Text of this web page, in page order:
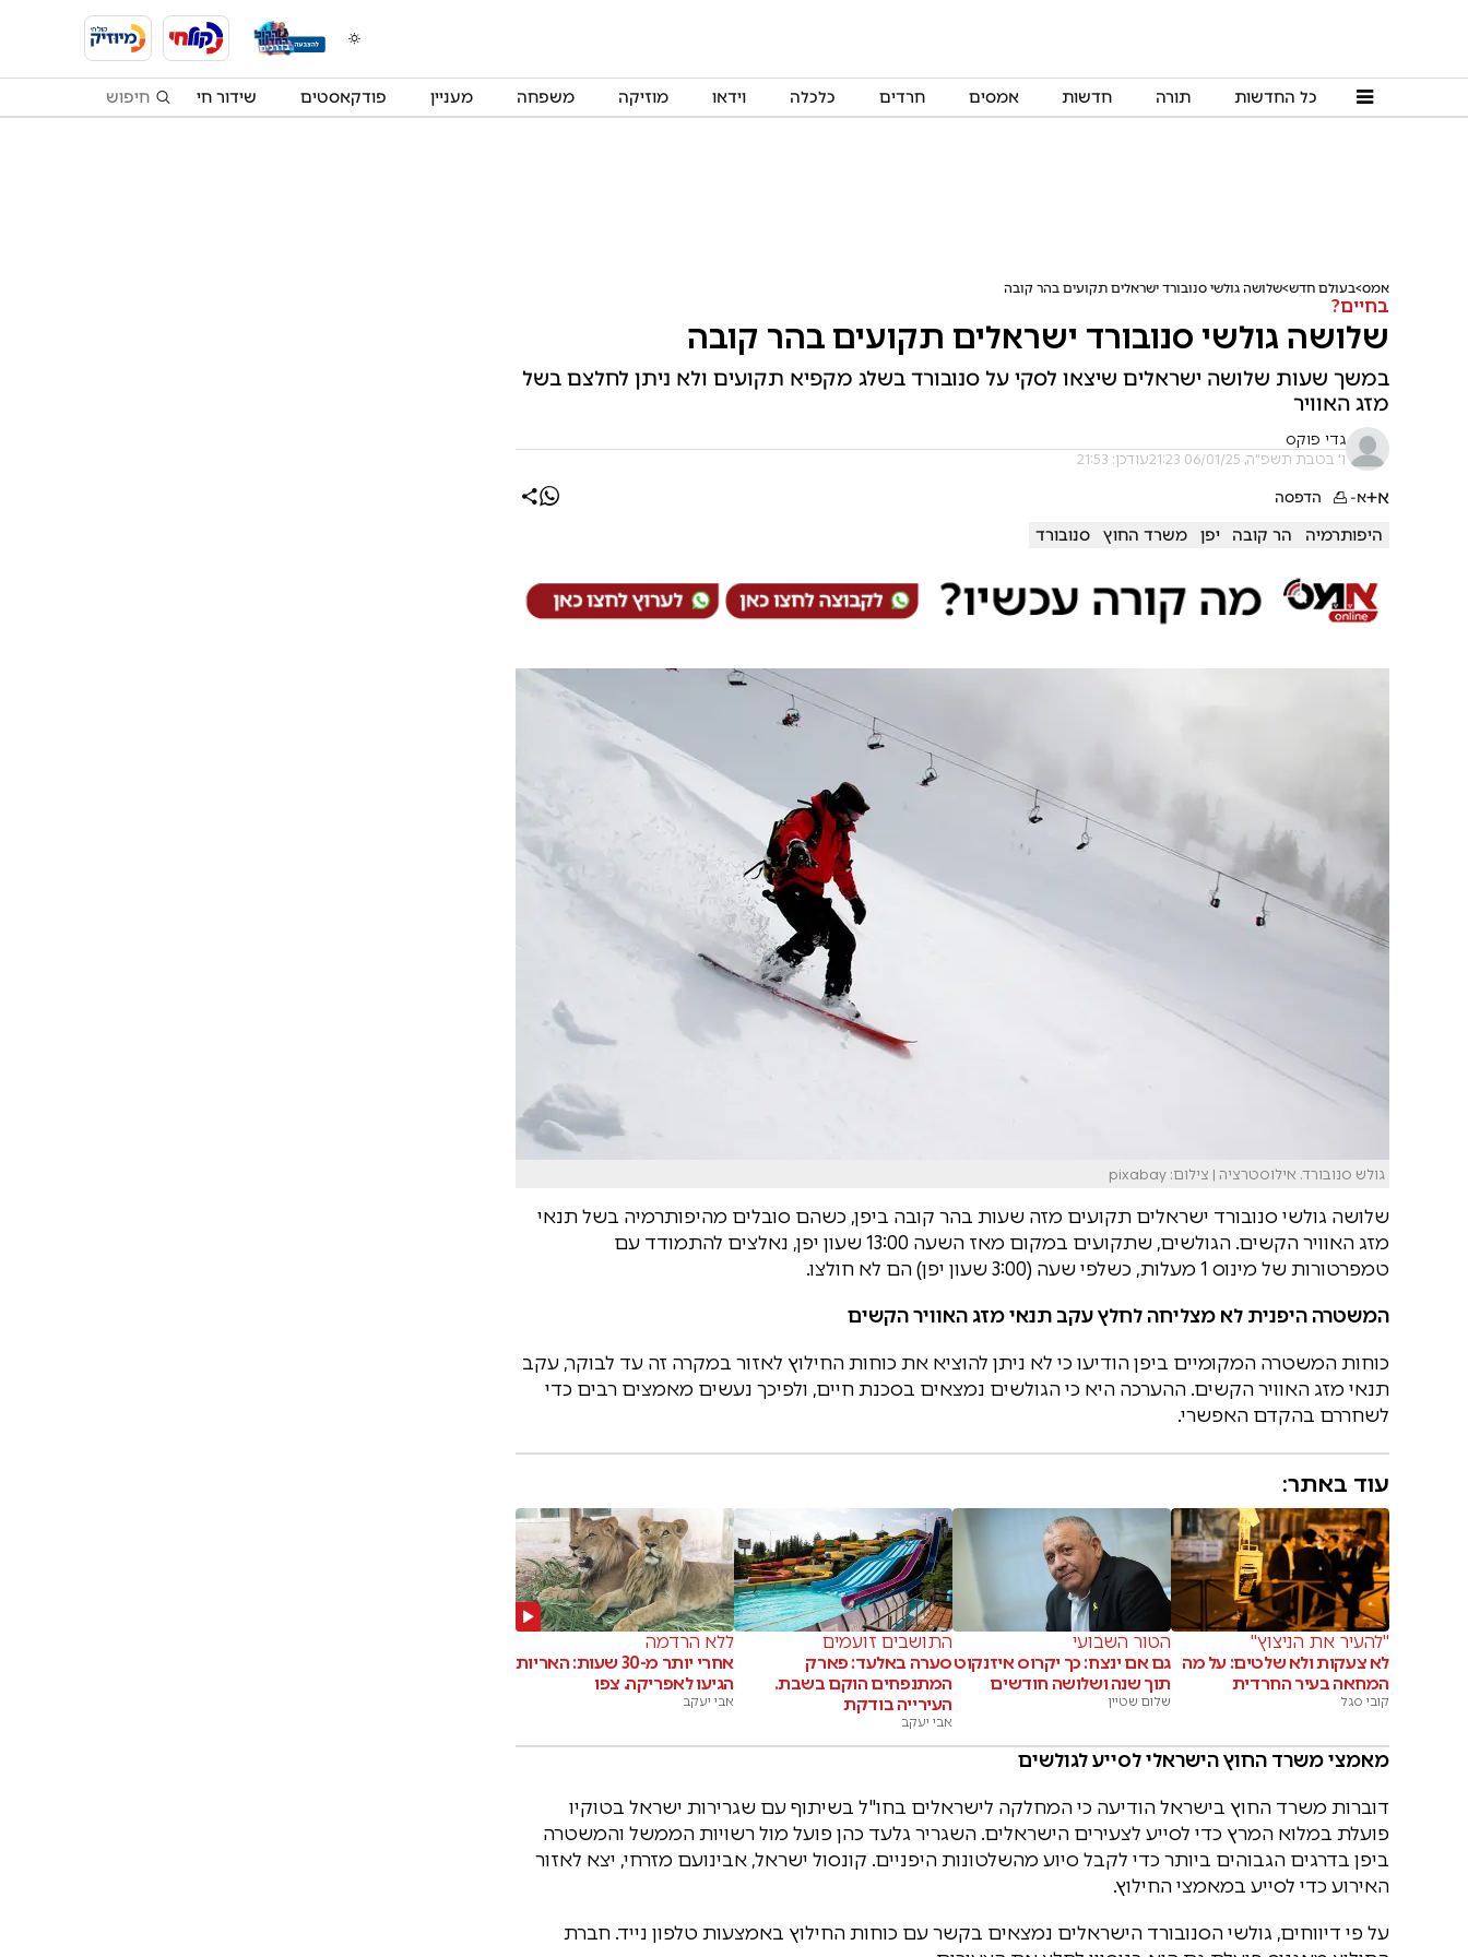
כל החדשות תורה חדשות אמסים חרדים כלכלה וידאו מוזיקה משפחה מעניין פודקאסטים שידור חי
אמס בעולם חדש שלושה גולשי סנובורד ישראלים תקועים בהר קובה
בחיים?
שלושה גולשי סנובורד ישראלים תקועים בהר קובה
במשך שעות שלושה ישראלים שיצאו לסקי על סנובורד בשלג מקפיא תקועים ולא ניתן לחלצם בשל
מזג האוויר
גדי פוקס
ו' בטבת תשפ"ה, 06/01/25 21:23 עודכן: 21:53
א+א- הדפסה
היפותרמיה הר קובה יפן משרד החוץ סנובורד
גולש סנובורד. אילוסטרציה | צילום: pixabay
שלושה גולשי סנובורד ישראלים תקועים מזה שעות בהר קובה ביפן, כשהם סובלים מהיפותרמיה בשל תנאי
מזג האוויר הקשים. הגולשים, שתקועים במקום מאז השעה 13:00 שעון יפן, נאלצים להתמודד עם
טמפרטורות של מינוס 1 מעלות, כשלפי שעה (3:00 שעון יפן) הם לא חולצו.
המשטרה היפנית לא מצליחה לחלץ עקב תנאי מזג האוויר הקשים
כוחות המשטרה המקומיים ביפן הודיעו כי לא ניתן להוציא את כוחות החילוץ לאזור במקרה זה עד לבוקר, עקב
תנאי מזג האוויר הקשים. ההערכה היא כי הגולשים נמצאים בסכנת חיים, ולפיכך נעשים מאמצים רבים כדי
לשחררם בהקדם האפשרי.
עוד באתר:
"להעיר את הניצוץ"
לא צעקות ולא שלטים: על מה
המחאה בעיר החרדית
קובי סגל
הטור השבועי
גם אם ינצח: כך יקרוס איזנקוט
תוך שנה ושלושה חודשים
שלום שטיין
התושבים זועמים
סערה באלעד: פארק
המתנפחים הוקם בשבת.
העירייה בודקת
אבי יעקב
ללא הרדמה
אחרי יותר מ-30 שעות: האריות
הגיעו לאפריקה. צפו
אבי יעקב
מאמצי משרד החוץ הישראלי לסייע לגולשים
דוברות משרד החוץ בישראל הודיעה כי המחלקה לישראלים בחו"ל בשיתוף עם שגרירות ישראל בטוקיו
פועלת במלוא המרץ כדי לסייע לצעירים הישראלים. השגריר גלעד כהן פועל מול רשויות הממשל והמשטרה
ביפן בדרגים הגבוהים ביותר כדי לקבל סיוע מהשלטונות היפניים. קונסול ישראל, אבינועם מזרחי, יצא לאזור
האירוע כדי לסייע במאמצי החילוץ.
על פי דיווחים, גולשי הסנובורד הישראלים נמצאים בקשר עם כוחות החילוץ באמצעות טלפון נייד. חברת